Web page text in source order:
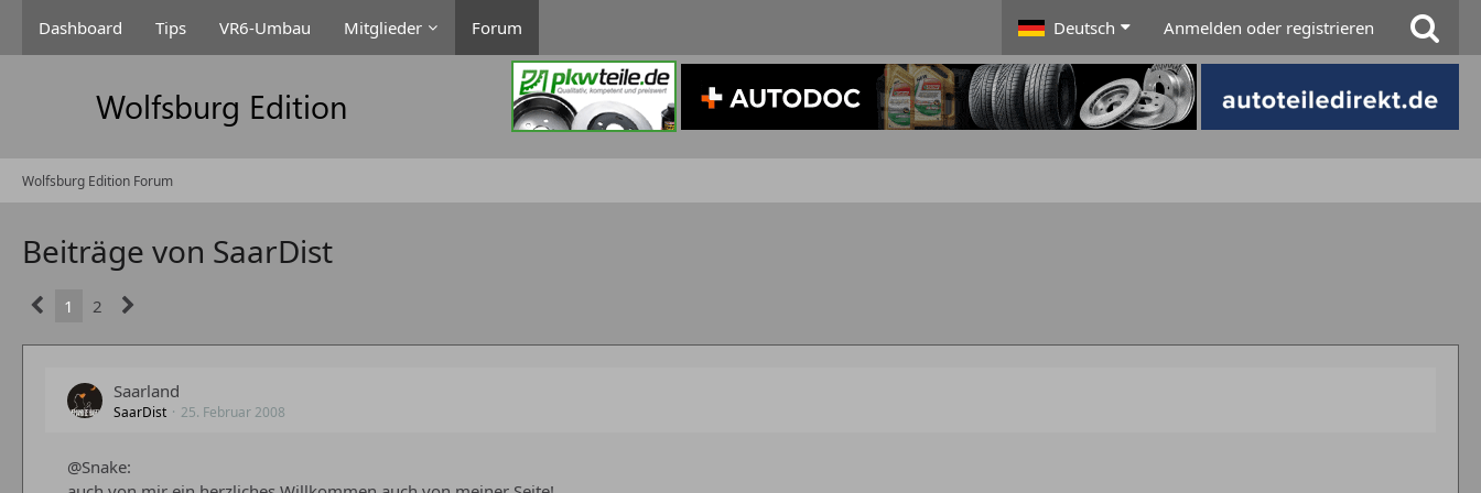
Dashboard Tips VR6-Umbau Mitglieder Forum Deutsch Anmelden oder registrieren
Wolfsburg Edition Forum
Beiträge von SaarDist
1 2
Saarland
SaarDist 25. Februar 2008
@Snake: